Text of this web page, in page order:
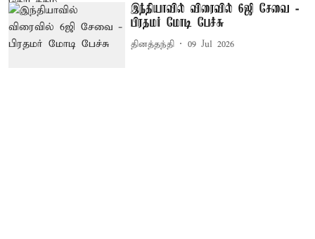
இந்தியாவில் விரைவில் 6ஜி சேவை -
பிரதமர் மோடி பேச்சு
தினத்தந்தி 09 Jul 2026